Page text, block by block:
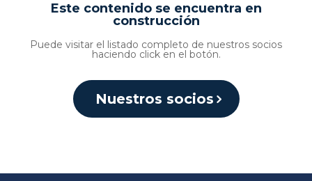
Este contenido se encuentra en
construcción
Puede visitar el listado completo de nuestros socios
haciendo click en el botón.
Nuestros socios